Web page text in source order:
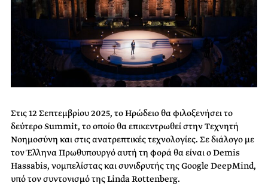
Στις 12 Σεπτεμβρίου 2025, το Ηρώδειο θα φιλοξενήσει το
δεύτερο Summit, το οποίο θα επικεντρωθεί στην Τεχνητή
Νοημοσύνη και στις ανατρεπτικές τεχνολογίες. Σε διάλογο με
τον Έλληνα Πρωθυπουργό αυτή τη φορά θα είναι ο Demis
Hassabis, νομπελίστας και συνιδρυτής της Google DeepMind,
υπό τον συντονισμό της Linda Rottenberg.